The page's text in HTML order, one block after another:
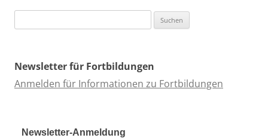
nach:
Newsletter für Fortbildungen
Anmelden für Informationen zu Fortbildungen
Newsletter-Anmeldung